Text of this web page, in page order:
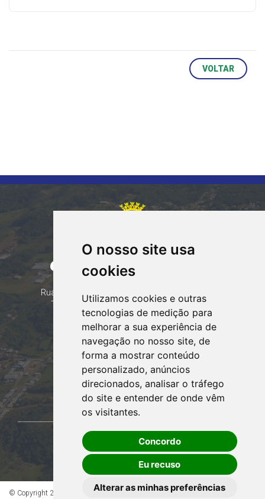
O nosso site usa
cookies
Utilizamos cookies e outras
tecnologias de medição para
melhorar a sua experiência de
navegação no nosso site, de
forma a mostrar conteúdo
personalizado, anúncios
direcionados, analisar o tráfego
do site e entender de onde vêm
os visitantes.
Concordo
Eu recuso
Alterar as minhas preferências
VOLTAR
CORUMBATAÍ DO SUL
PARANÁ
Rua Tocantins 153 Corumbataí - CEP: 86.970-000
Telefone: (44) 99935-8828, (44) 99935-8839
contato@corumbataidosul.pr.gov.br
Atendimento
Segunda a Sexta-feira
07:30h às 11:30h e das 13:00h às 17:00h
Acessar webmail!
© Copyright 2026 - Todos os direitos reservados à Prefeitura de